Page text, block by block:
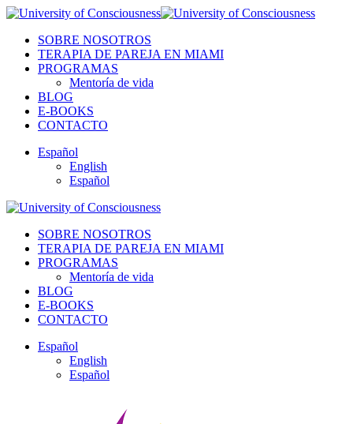
SOBRE NOSOTROS
TERAPIA DE PAREJA EN MIAMI
PROGRAMAS
Mentoría de vida
BLOG
E-BOOKS
CONTACTO
Español
English
Español
SOBRE NOSOTROS
TERAPIA DE PAREJA EN MIAMI
PROGRAMAS
Mentoría de vida
BLOG
E-BOOKS
CONTACTO
Español
English
Español